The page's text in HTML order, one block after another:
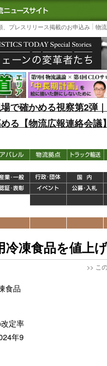
｜国内最大の物流ニュー
、プレスリリース掲載のお申込み 物
で確かめる視察第2弾
る【物流広報連絡会議
凍食品を値上げ
>> こ
食品
定率
年9